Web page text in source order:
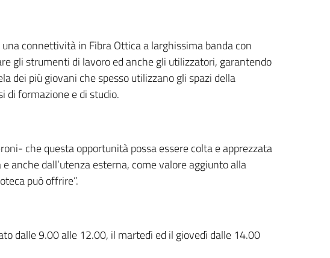
connettività in Fibra Ottica a larghissima banda con
gli strumenti di lavoro ed anche gli utilizzatori, garantendo
dei più giovani che spesso utilizzano gli spazi della
di formazione e di studio.
che questa opportunità possa essere colta e apprezzata
anche dall’utenza esterna, come valore aggiunto alla
può offrire”.
dalle 9.00 alle 12.00, il martedì ed il giovedì dalle 14.00